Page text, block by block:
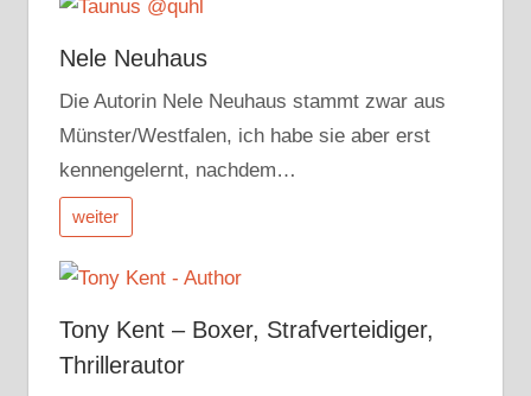
Nele Neuhaus
Die Autorin Nele Neuhaus stammt zwar aus
Münster/Westfalen, ich habe sie aber erst
kennengelernt, nachdem…
weiter
Tony Kent – Boxer, Strafverteidiger,
Thrillerautor